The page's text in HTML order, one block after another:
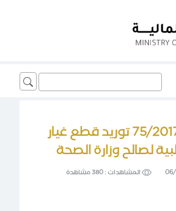
Search
for:
عطاء رقم 75/2017 توريد قطع غيار
لصالح وزارة الصحة
المشاهدات :380 مشاهدة